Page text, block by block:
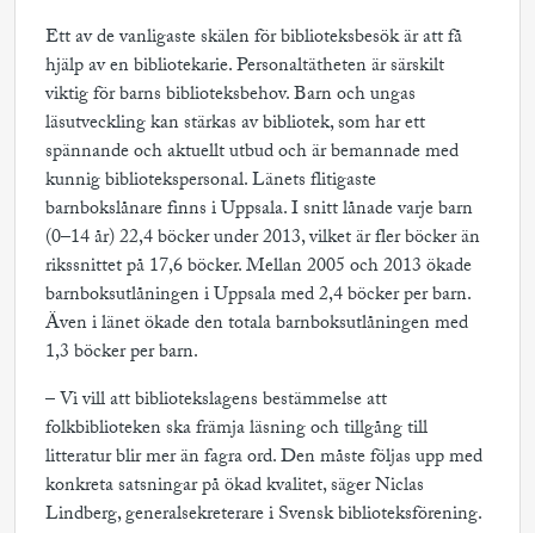
Ett av de vanligaste skälen för biblioteksbesök är att få
hjälp av en bibliotekarie. Personaltätheten är särskilt
viktig för barns biblioteksbehov. Barn och ungas
läsutveckling kan stärkas av bibliotek, som har ett
spännande och aktuellt utbud och är bemannade med
kunnig bibliotekspersonal. Länets flitigaste
barnbokslånare finns i Uppsala. I snitt lånade varje barn
(0–14 år) 22,4 böcker under 2013, vilket är fler böcker än
rikssnittet på 17,6 böcker. Mellan 2005 och 2013 ökade
barnboksutlåningen i Uppsala med 2,4 böcker per barn.
Även i länet ökade den totala barnboksutlåningen med
1,3 böcker per barn.
– Vi vill att bibliotekslagens bestämmelse att
folkbiblioteken ska främja läsning och tillgång till
litteratur blir mer än fagra ord. Den måste följas upp med
konkreta satsningar på ökad kvalitet, säger Niclas
Lindberg, generalsekreterare i Svensk biblioteksförening.